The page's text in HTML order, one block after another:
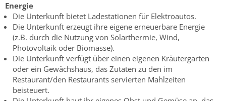
Energie
Die Unterkunft bietet Ladestationen für Elektroautos.
Die Unterkunft erzeugt ihre eigene erneuerbare Energie
(z.B. durch die Nutzung von Solarthermie, Wind,
Photovoltaik oder Biomasse).
Die Unterkunft verfügt über einen eigenen Kräutergarten
oder ein Gewächshaus, das Zutaten zu den im
Restaurant/den Restaurants servierten Mahlzeiten
beisteuert.